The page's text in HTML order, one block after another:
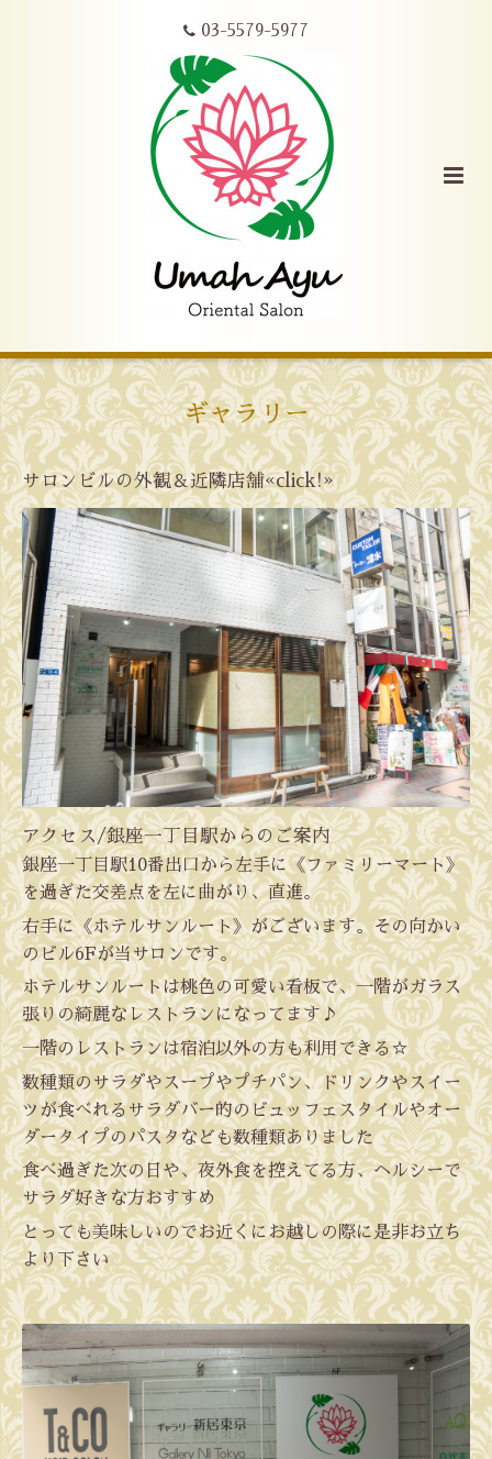
03-5579-5977
ギャラリー
サロンビルの外観＆近隣店舗«click!»
アクセス/銀座一丁目駅からのご案内
銀座一丁目駅10番出口から左手に《ファミリーマート》
を過ぎた交差点を左に曲がり、直進。
右手に《ホテルサンルート》がございます。その向かい
のビル6Fが当サロンです。
ホテルサンルートは桃色の可愛い看板で、一階がガラス
張りの綺麗なレストランになってます♪
一階のレストランは宿泊以外の方も利用できる☆
数種類のサラダやスープやプチパン、ドリンクやスイー
ツが食べれるサラダバー的のビュッフェスタイルやオー
ダータイプの パスタなども数種類ありました
食べ過ぎた次の日や、夜外食を控えてる方、ヘルシーで
サラダ好きな方おすすめ
とっても美味しいのでお近くにお越しの際に是非お立ち
より下さい